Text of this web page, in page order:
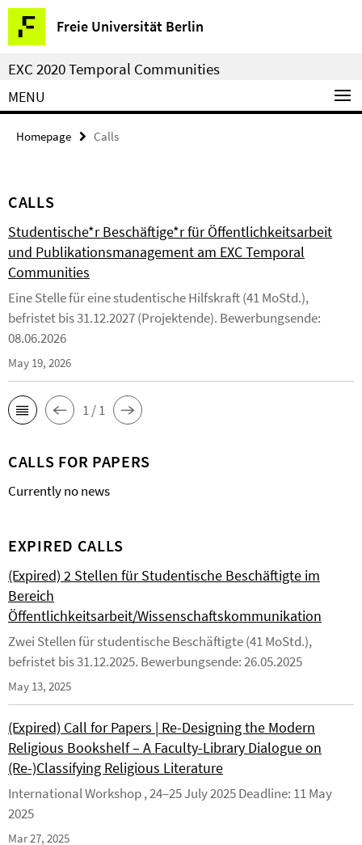
Springe
direkt
zu
Inhalt
Freie Universität Berlin
Service
Navigation
EXC 2020 Temporal Communities
MENU
Homepage Calls
CALLS
Studentische*r Beschäftige*r für Öffentlichkeitsarbeit
und Publikationsmanagement am EXC Temporal
Communities
Eine Stelle für eine studentische Hilfskraft (41 MoStd.),
befristet bis 31.12.2027 (Projektende). Bewerbungsende:
08.06.2026
May 19, 2026
1 / 1
CALLS FOR PAPERS
Currently no news
EXPIRED CALLS
(Expired) 2 Stellen für Studentische Beschäftigte im
Bereich
Öffentlichkeitsarbeit/Wissenschaftskommunikation
Zwei Stellen für studentische Beschäftigte (41 MoStd.),
befristet bis 31.12.2025. Bewerbungsende: 26.05.2025
May 13, 2025
(Expired) Call for Papers | Re-Designing the Modern
Religious Bookshelf – A Faculty-Library Dialogue on
(Re-)Classifying Religious Literature
International Workshop , 24–25 July 2025 Deadline: 11 May
2025
Mar 27, 2025